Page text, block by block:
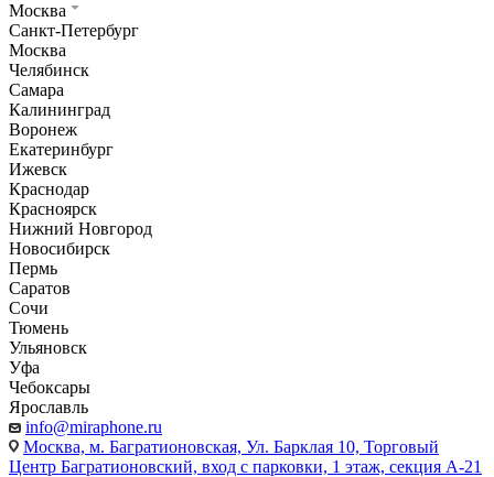
Москва
Санкт-Петербург
Москва
Челябинск
Самара
Калининград
Воронеж
Екатеринбург
Ижевск
Краснодар
Красноярск
Нижний Новгород
Новосибирск
Пермь
Саратов
Сочи
Тюмень
Ульяновск
Уфа
Чебоксары
Ярославль
info@miraphone.ru
Москва, м. Багратионовская, Ул. Барклая 10, Торговый
Центр Багратионовский, вход с парковки, 1 этаж, секция А-21